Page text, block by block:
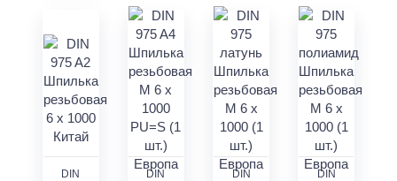
DIN
DIN
DIN
DIN